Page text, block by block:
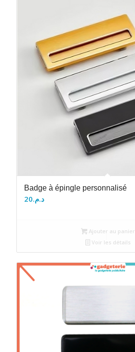
Badge à épingle personnalisé
د.م.20
Ajouter au panier
Voir les détails